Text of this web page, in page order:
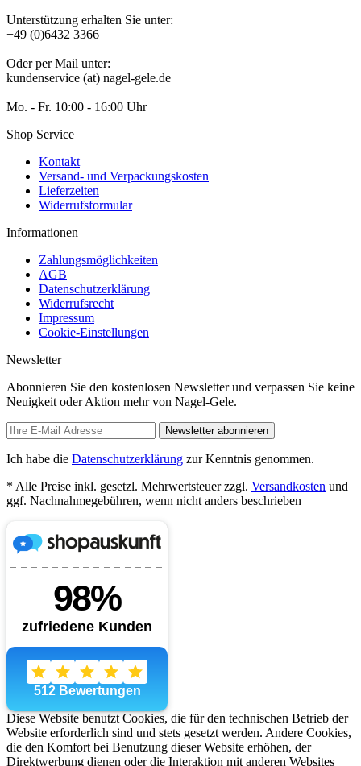
Unterstützung erhalten Sie unter:
+49 (0)6432 3366
Oder per Mail unter:
kundenservice (at) nagel-gele.de
Mo. - Fr. 10:00 - 16:00 Uhr
Shop Service
Kontakt
Versand- und Verpackungskosten
Lieferzeiten
Widerrufsformular
Informationen
Zahlungsmöglichkeiten
AGB
Datenschutzerklärung
Widerrufsrecht
Impressum
Cookie-Einstellungen
Newsletter
Abonnieren Sie den kostenlosen Newsletter und verpassen Sie keine
Neuigkeit oder Aktion mehr von Nagel-Gele.
Newsletter abonnieren
Ich habe die Datenschutzerklärung zur Kenntnis genommen.
* Alle Preise inkl. gesetzl. Mehrwertsteuer zzgl. Versandkosten und
ggf. Nachnahmegebühren, wenn nicht anders beschrieben
Diese Website benutzt Cookies, die für den technischen Betrieb der
Website erforderlich sind und stets gesetzt werden. Andere Cookies,
die den Komfort bei Benutzung dieser Website erhöhen, der
Direktwerbung dienen oder die Interaktion mit anderen Websites